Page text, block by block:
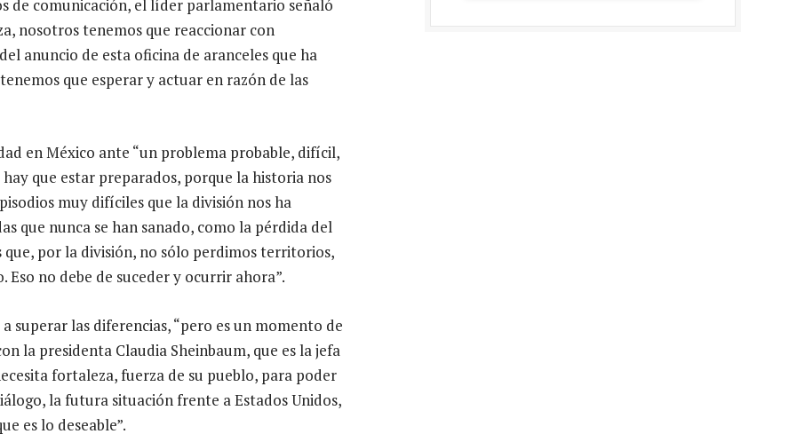
de comunicación, el líder parlamentario señaló
nosotros tenemos que reaccionar con
anuncio de esta oficina de aranceles que ha
que esperar y actuar en razón de las
en México ante “un problema probable, difícil,
que estar preparados, porque la historia nos
muy difíciles que la división nos ha
que nunca se han sanado, como la pérdida del
por la división, no sólo perdimos territorios,
no debe de suceder y ocurrir ahora”.
superar las diferencias, “pero es un momento de
la presidenta Claudia Sheinbaum, que es la jefa
fortaleza, fuerza de su pueblo, para poder
la futura situación frente a Estados Unidos,
es lo deseable”.